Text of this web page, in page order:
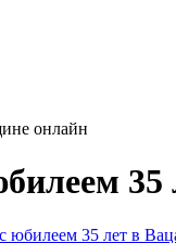
онлайн
35 лет в